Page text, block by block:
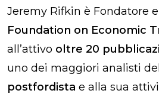
Jeremy Rifkin è Fondatore
Foundation on Economic
all’attivo oltre 20
uno dei maggiori analisti
postfordista e alla sua